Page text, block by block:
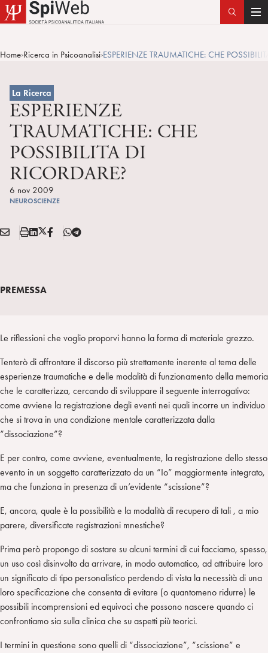
T
g
Home>Ricerca in Psicoanalisi>ESPERIENZE TRAUMATICHE: CHE
La Ricerca
ESPERIENZE
TRAUMATICHE: CHE
POSSIBILITA DI
RICORDARE?
6 nov 2009
NEUROSCIENZE
Condividi:
E
L
S
p
L
e
n
X
i
F
T
PREMESSA
Le riflessioni che voglio proporvi hanno la forma di materiale grezzo.
Tenterò di affrontare il discorso più strettamente inerente al tema delle
esperienze traumatiche e delle modalità di funzionamento della memoria
che le caratterizza, cercando di sviluppare il seguente interrogativo:
come avviene la registrazione degli eventi nei quali incorre un individuo
che si trova in una condizione mentale caratterizzata dalla
“dissociazione”?
E per contro, come avviene, eventualmente, la registrazione dello stesso
evento in un soggetto caratterizzato da un “Io” maggiormente integrato,
ma che funziona in presenza di un’evidente “scissione”?
E, ancora, quale è la possibilità e la modalità di recupero di tali , a mio
parere, diversificate registrazioni mnestiche?
Prima però propongo di sostare su alcuni termini di cui facciamo, spesso,
un uso così disinvolto da arrivare, in modo automatico, ad attribuire loro
un significato di tipo personalistico perdendo di vista la necessità di una
loro specificazione che consenta di evitare (o quantomeno ridurre) le
possibili incomprensioni ed equivoci che possono nascere quando ci
confrontiamo sia sulla clinica che su aspetti più teorici.
I termini in questione sono quelli di “dissociazione”, “scissione” e